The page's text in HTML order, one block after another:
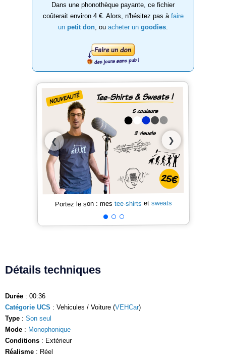
Dans une phonothèque payante, ce fichier
coûterait environ 4 €. Alors, n'hésitez pas à faire
un petit don , ou acheter un goodies
❮ ❯
Portez le son : mes tee-shirts et sweats
Détails techniques
Durée : 00:36
Catégorie UCS : Vehicules / Voiture (VEHCar)
Type : Son seul
Mode : Monophonique
Conditions : Extérieur
Réalisme : Réel